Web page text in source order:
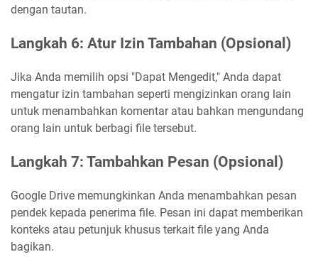
dengan tautan.
Langkah 6: Atur Izin Tambahan (Opsional)
Jika Anda memilih opsi "Dapat Mengedit," Anda dapat
mengatur izin tambahan seperti mengizinkan orang lain
untuk menambahkan komentar atau bahkan mengundang
orang lain untuk berbagi file tersebut.
Langkah 7: Tambahkan Pesan (Opsional)
Google Drive memungkinkan Anda menambahkan pesan
pendek kepada penerima file. Pesan ini dapat memberikan
konteks atau petunjuk khusus terkait file yang Anda
bagikan.